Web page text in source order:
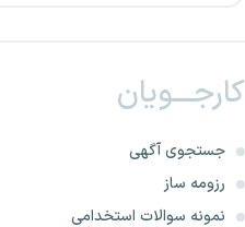
خراسان شمالی
خرم آباد
خوزستان
کارجـــویان
جستجوی آگهی
رزومه ساز
نمونه سوالات استخدامی